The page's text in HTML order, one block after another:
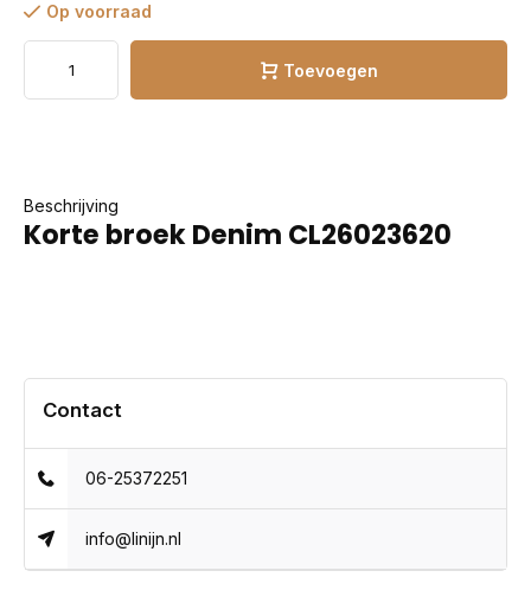
Op voorraad
Toevoegen
Beschrijving
Korte broek Denim CL26023620
Contact
06-25372251
info@linijn.nl